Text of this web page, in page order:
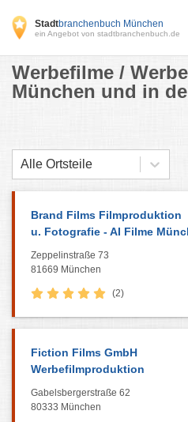
Stadtbranchenbuch München
ein Angebot von stadtbranchenbuch.de
Werbefilme /
München und in
Alle Ortsteile
Brand Films Filmproduktion
u. Fotografie - AI Filme
Zeppelinstraße 73
81669 München
(2)
Fiction Films GmbH
Werbefilmproduktion
Gabelsbergerstraße 62
80333 München